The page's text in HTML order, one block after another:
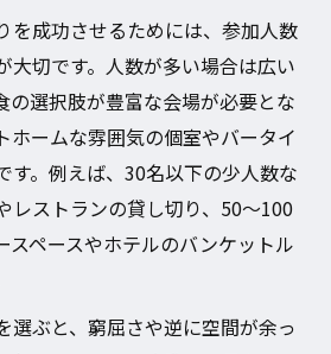
を成功させるためには、参加人数
大切です。人数が多い場合は広い
の選択肢が豊富な会場が必要とな
ホームな雰囲気の個室やバータイ
す。例えば、30名以下の少人数な
レストランの貸し切り、50～100
スペースやホテルのバンケットル
選ぶと、窮屈さや逆に空間が余っ